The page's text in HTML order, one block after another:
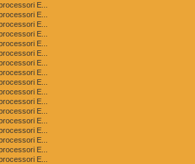
E...
E...
E...
E...
E...
E...
E...
E...
E...
E...
E...
E...
E...
E...
E...
E...
E...